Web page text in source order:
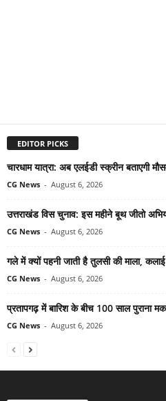
EDITOR PICKS
चारधाम यात्रा: अब एलईडी स्क्रीन बताएगी
CG News - August 6, 2026
उत्तराखंड विस चुनाव: इस महीने बूथ जीतो
CG News - August 6, 2026
गले में क्यों पहनी जाती है तुलसी की माला,
CG News - August 6, 2026
प्रतापगढ़ में बारिश के बीच 100 साल पुराना
CG News - August 6, 2026